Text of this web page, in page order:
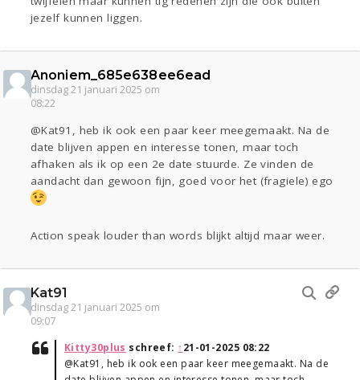
jezelf kunnen liggen.
Anoniem_685e638ee6ead
dinsdag 21 januari 2025 om
08:22
@Kat91, heb ik ook een paar keer meegemaakt. Na de
date blijven appen en interesse tonen, maar toch
afhaken als ik op een 2e date stuurde. Ze vinden de
aandacht dan gewoon fijn, goed voor het (fragiele) ego
Action speak louder than words blijkt altijd maar weer.
Kat91
dinsdag 21 januari 2025 om
09:07
Kitty30plus schreef: ↑21-01-2025 08:22
@Kat91, heb ik ook een paar keer meegemaakt. Na de